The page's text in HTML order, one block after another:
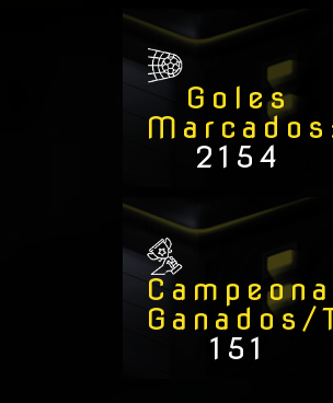
Goles
Marcados
2154
151